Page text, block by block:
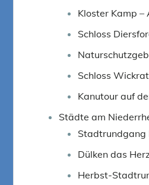
Kloster Kamp
Schloss
Schloss
Kanutour auf
Städte am
Stadtrundgang
Dülken das
Herbst-